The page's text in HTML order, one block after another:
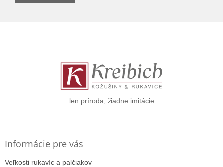
len príroda, žiadne imitácie
Informácie pre vás
Veľkosti rukavíc a palčiakov